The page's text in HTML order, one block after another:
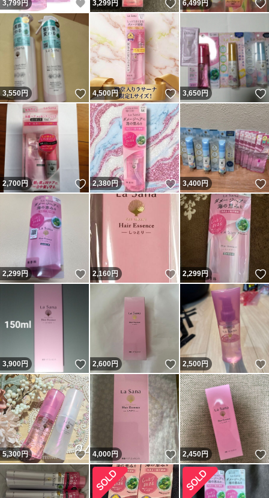
3,799円 いいね！
3,299円 いいね！
6,499円
3,550円 いいね！
4,500円 いいね！
3,650円
2,700円 いいね！
2,380円 いいね！
3,400円
2,299円 いいね！
2,160 円 いいね！
2,299円
3,900円 いいね！
2,600円 いいね！
2,500円
5,300円 いいね！
4,000円 いいね！
2,450円